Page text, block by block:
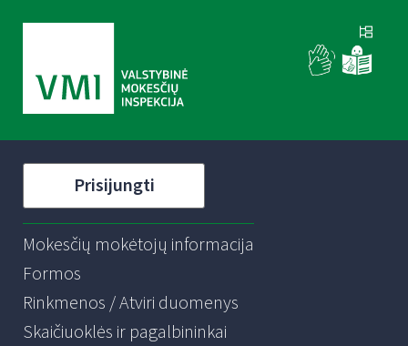
Prisijungti
Mokesčių mokėtojų informacija
Formos
Rinkmenos / Atviri duomenys
Skaičiuoklės ir pagalbininkai